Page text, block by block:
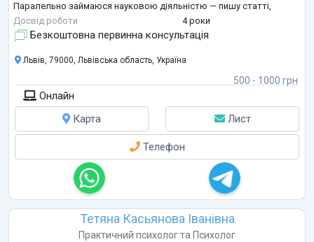
Паралельно займаюся науковою діяльністю — пишу статті,
досліджую теми стресостійкості, екзистенційної кризи, потреби в
сенсі та внутрішніх ресурсів особистості. У своїй роботі поє
Досвід роботи 4 роки
Безкоштовна первинна консультація
500 - 1000 грн
Львів, 79000, Львівська область, Україна
Онлайн
Карта
Лист
Телефон
Тетяна Касьянова Іванівна
Практичний психологта Психолог